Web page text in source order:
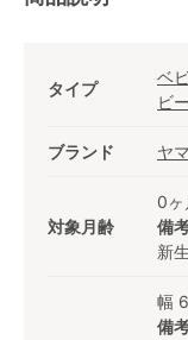
タイプ
ベ
ビ
ブランド ヤ
対象月齢
0ヶ
備
新
幅
備